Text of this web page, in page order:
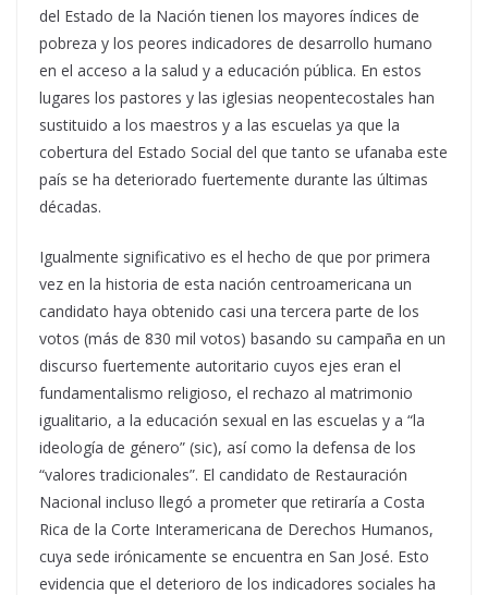
del Estado de la Nación tienen los mayores índices de
pobreza y los peores indicadores de desarrollo humano
en el acceso a la salud y a educación pública. En estos
lugares los pastores y las iglesias neopentecostales han
sustituido a los maestros y a las escuelas ya que la
cobertura del Estado Social del que tanto se ufanaba este
país se ha deteriorado fuertemente durante las últimas
décadas.
Igualmente significativo es el hecho de que por primera
vez en la historia de esta nación centroamericana un
candidato haya obtenido casi una tercera parte de los
votos (más de 830 mil votos) basando su campaña en un
discurso fuertemente autoritario cuyos ejes eran el
fundamentalismo religioso, el rechazo al matrimonio
igualitario, a la educación sexual en las escuelas y a “la
ideología de género” (sic), así como la defensa de los
“valores tradicionales”. El candidato de Restauración
Nacional incluso llegó a prometer que retiraría a Costa
Rica de la Corte Interamericana de Derechos Humanos,
cuya sede irónicamente se encuentra en San José. Esto
evidencia que el deterioro de los indicadores sociales ha